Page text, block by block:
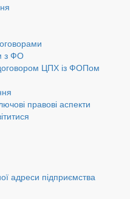
з ФО
ЦПХ із ФОПом
правові аспекти
адреси підприємства